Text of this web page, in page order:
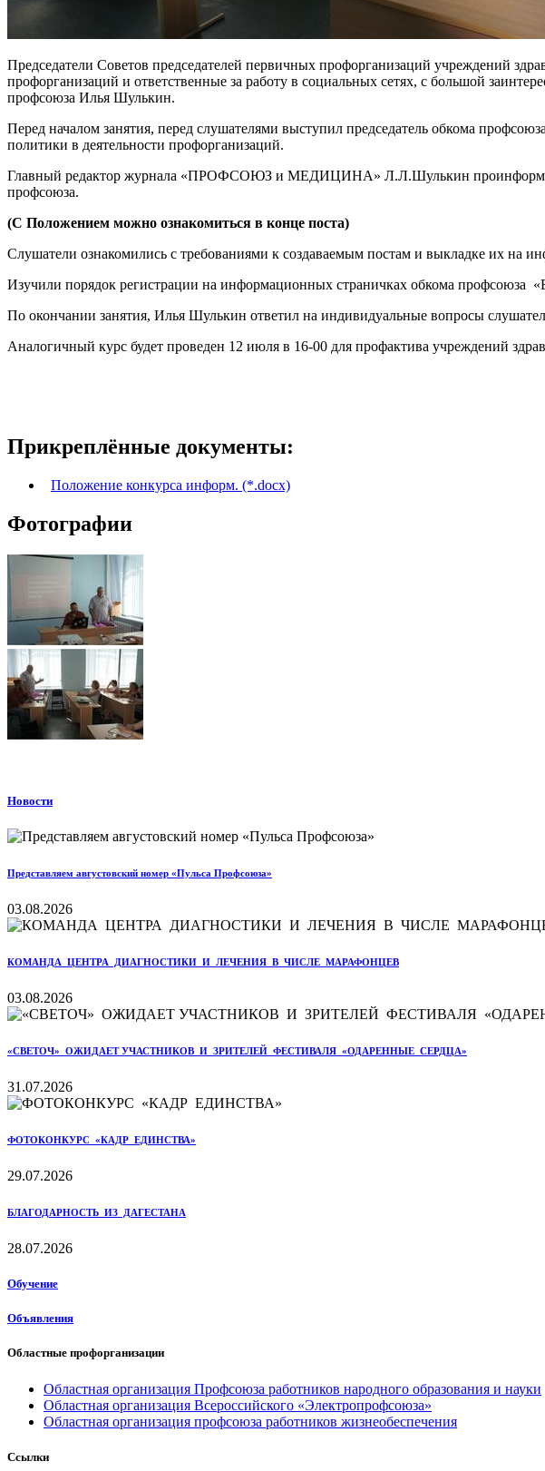
Председатели Советов председателей первичных профорганизаций учреждений
профорганизаций и ответственные за работу в социальных сетях, с большой
профсоюза Илья Шулькин.
Перед началом занятия, перед слушателями выступил председатель обкома
политики в деятельности профорганизаций.
Главный редактор журнала «ПРОФСОЮЗ и МЕДИЦИНА» Л.Л.Шулькин
профсоюза.
(С Положением можно ознакомиться в конце поста)
Слушатели ознакомились с требованиями к создаваемым постам и выкладке их на
Изучили порядок регистрации на информационных страничках обкома профсоюза
По окончании занятия, Илья Шулькин ответил на индивидуальные вопросы
Аналогичный курс будет проведен 12 июля в 16-00 для профактива учреждений
Прикреплённые документы:
Положение конкурса информ. (*.docx)
Фотографии
Новости
Представляем августовский номер «Пульса Профсоюза»
03.08.2026
КОМАНДА ЦЕНТРА ДИАГНОСТИКИ И ЛЕЧЕНИЯ В ЧИСЛЕ МАРАФОНЦЕВ
03.08.2026
«СВЕТОЧ» ОЖИДАЕТ УЧАСТНИКОВ И ЗРИТЕЛЕЙ ФЕСТИВАЛЯ «ОДАРЕННЫЕ СЕРДЦА»
31.07.2026
ФОТОКОНКУРС «КАДР ЕДИНСТВА»
29.07.2026
БЛАГОДАРНОСТЬ ИЗ ДАГЕСТАНА
28.07.2026
Обучение
Объявления
Областные профорганизации
Областная организация Профсоюза работников народного образования и науки
Областная организация Всероссийского «Электропрофсоюза»
Областная организация профсоюза работников жизнеобеспечения
Ссылки